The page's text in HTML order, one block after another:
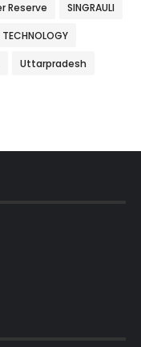
Reserve SINGRAULI
TECHNOLOGY
Uttarpradesh